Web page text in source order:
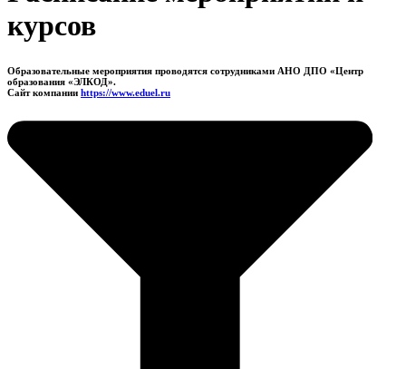
курсов
Образовательные мероприятия проводятся сотрудниками АНО ДПО «Центр
образования «ЭЛКОД».
Сайт компании https://www.eduel.ru